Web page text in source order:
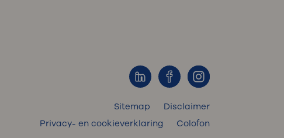
Sitemap
Disclaimer
Privacy- en cookieverklaring
Colofon